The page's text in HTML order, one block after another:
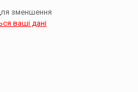
зменшення
ваші дані